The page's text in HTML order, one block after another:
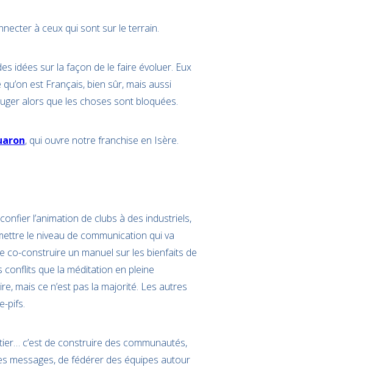
à ceux qui sont sur le terrain.
idées sur la façon de le faire évoluer. Eux
est Français, bien sûr, mais aussi
alors que les choses sont bloquées.
, qui ouvre notre franchise en Isère.
l’animation de clubs à des industriels,
le niveau de communication qui va
co-construire un manuel sur les bienfaits de
que la méditation en pleine
mais ce n’est pas la majorité. Les autres
pifs.
c’est de construire des communautés,
messages, de fédérer des équipes autour